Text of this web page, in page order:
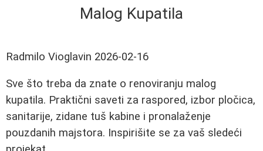
Malog Kupatila
Radmilo Vioglavin 2026-02-16
Sve što treba da znate o renoviranju malog
kupatila. Praktični saveti za raspored, izbor pločica,
sanitarije, zidane tuš kabine i pronalaženje
pouzdanih majstora. Inspirišite se za vaš sledeći